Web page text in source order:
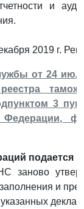
и
2019 г.
от 24
3
Федерации,
подается
и